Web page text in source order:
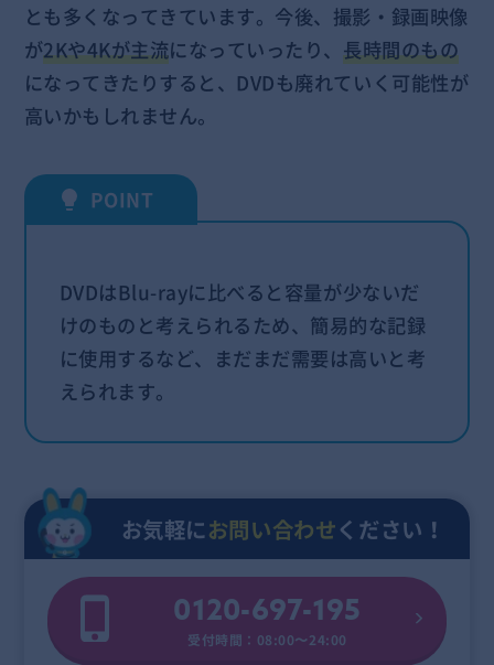
とも多くなってきています。今後、撮影・録画映像
が2Kや4Kが主流になっていったり、長時間のもの
になってきたりすると、DVDも廃れていく可能性が
高いかもしれません。
DVDはBlu-rayに比べると容量が少ないだ
けのものと考えられるため、簡易的な記録
に使用するなど、まだまだ需要は高いと考
えられます。
お気軽にお問い合わせください！
0120-697-195
受付時間：08:00〜24:00